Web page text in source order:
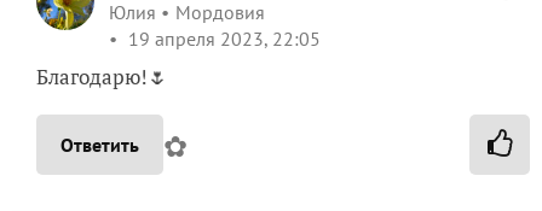
Ответить ✿
Пожалуйста, оставьте комментарий